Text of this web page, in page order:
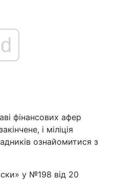
фінансових афер
і міліція
ознайомитися з
у №198 від 20